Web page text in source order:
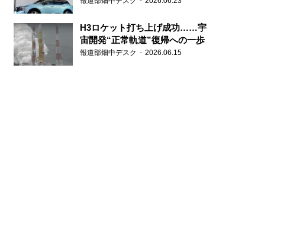
H3ロケット打ち上げ成功……宇
宙開発“正常軌道”復帰への一歩
報道部畑中デスク 2026.06.15